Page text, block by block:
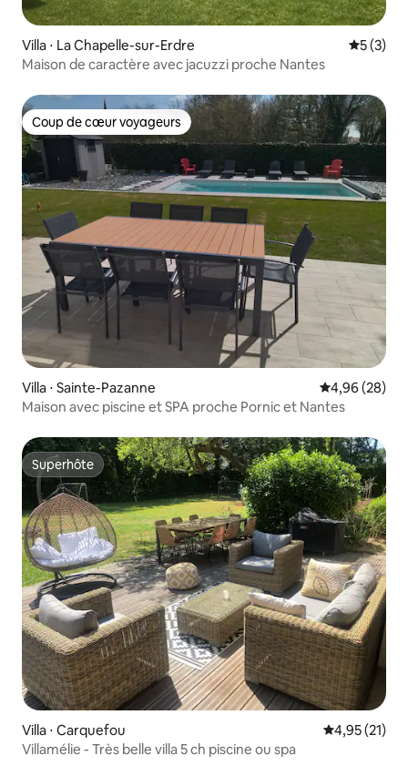
Villa ⋅ La Chapelle-sur-Erdre
5 (3)
Maison de caractère avec jacuzzi proche Nantes
Coup de cœur voyageurs
Coup de cœur voyageurs
Villa ⋅ Sainte-Pazanne Évaluation
4,96 (28)
Maison avec piscine et SPA proche Pornic et Nantes
Superhôte
Superhôte
Villa ⋅ Carquefou Évaluation
4,95 (21)
Villamélie - Très belle villa 5 ch piscine ou spa